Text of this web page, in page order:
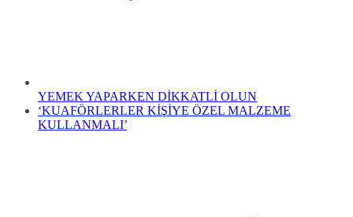
YEMEK YAPARKEN DİKKATLİ OLUN
‘KUAFÖRLERLER KİŞİYE ÖZEL MALZEME
KULLANMALI’